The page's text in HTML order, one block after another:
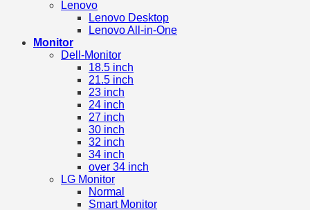
Lenovo
Lenovo Desktop
Lenovo All-in-One
Monitor
Dell-Monitor
18.5 inch
21.5 inch
23 inch
24 inch
27 inch
30 inch
32 inch
34 inch
over 34 inch
LG Monitor
Normal
Smart Monitor